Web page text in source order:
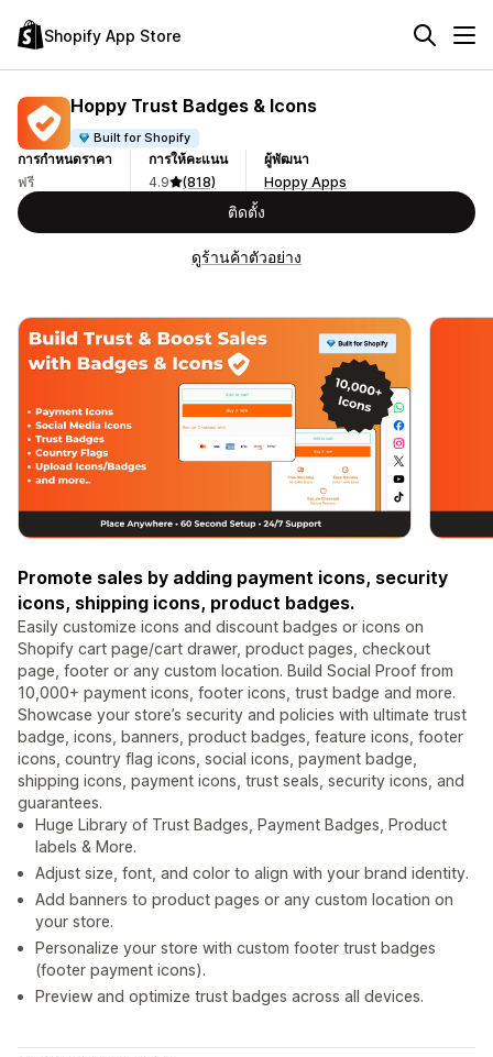
Shopify App Store
Hoppy Trust Badges & Icons
Built for Shopify
การกำหนดราคา
ฟรี
การให้คะแนน
4.9
(818)
ผู้พัฒนา
Hoppy Apps
ติดตั้ง
ดูร้านค้าตัวอย่าง
Promote sales by adding payment icons, security
icons, shipping icons, product badges.
Easily customize icons and discount badges or icons on
Shopify cart page/cart drawer, product pages, checkout
page, footer or any custom location. Build Social Proof from
10,000+ payment icons, footer icons, trust badge and more.
Showcase your store’s security and policies with ultimate trust
badge, icons, banners, product badges, feature icons, footer
icons, country flag icons, social icons, payment badge,
shipping icons, payment icons, trust seals, security icons, and
guarantees.
Huge Library of Trust Badges, Payment Badges, Product
labels & More.
Adjust size, font, and color to align with your brand identity.
Add banners to product pages or any custom location on
your store.
Personalize your store with custom footer trust badges
(footer payment icons).
Preview and optimize trust badges across all devices.